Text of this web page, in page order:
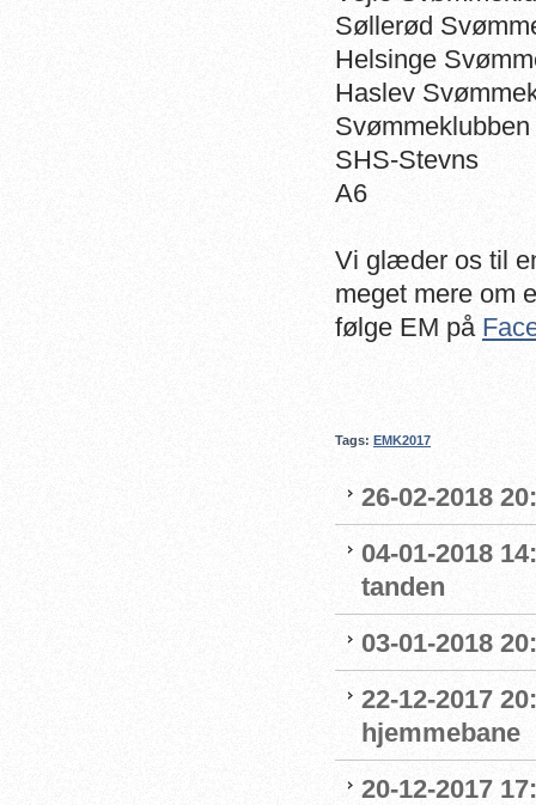
Søllerød
Helsinge
Haslev
SHS-Stevns
A6
Vi glæder os til
meget mere om
følge EM på
Tags: EMK2017
26-02-2018
04-01-2018
tanden
03-01-2018
22-12-2017
hjemmebane
20-12-2017